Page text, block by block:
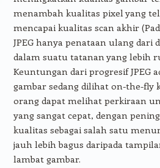
menambah kualitas pixel yang
mencapai kualitas scan akhir
JPEG hanya penataan ulang dari
dalam suatu tatanan yang lebih
Keuntungan dari progresif JPEG
gambar sedang dilihat on-the-fly
orang dapat melihat perkiraan
yang sangat cepat, dengan
kualitas sebagai salah satu
jauh lebih bagus daripada
lambat gambar.